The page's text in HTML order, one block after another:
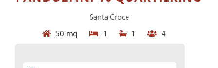
Santa Croce
50 mq
1 1 4